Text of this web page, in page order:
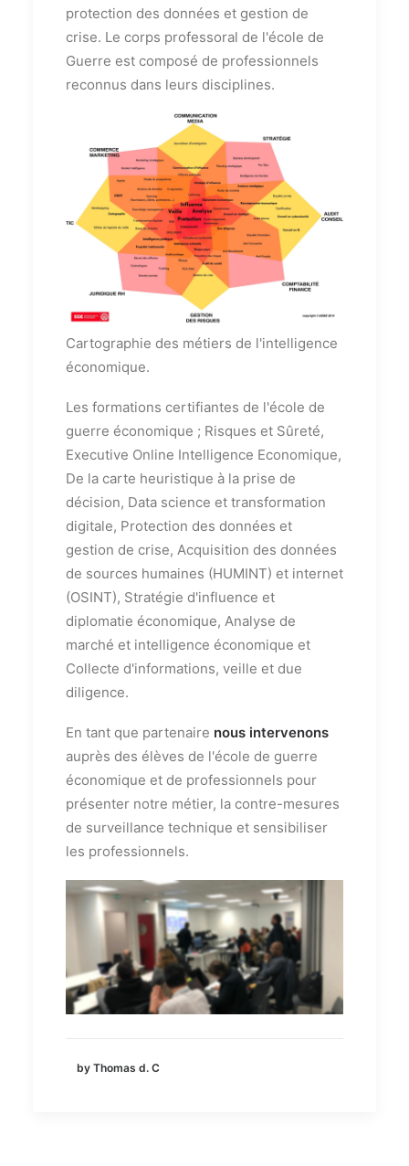
protection des données et gestion de
crise. Le corps professoral de l'école de
Guerre est composé de professionnels
reconnus dans leurs disciplines.
Cartographie des métiers de l'intelligence
économique.
Les formations certifiantes de l'école de
guerre économique ; Risques et Sûreté,
Executive Online Intelligence Economique,
De la carte heuristique à la prise de
décision, Data science et transformation
digitale, Protection des données et
gestion de crise, Acquisition des données
de sources humaines (HUMINT) et internet
(OSINT), Stratégie d'influence et
diplomatie économique, Analyse de
marché et intelligence économique et
Collecte d'informations, veille et due
diligence.
En tant que partenaire nous intervenons
auprès des élèves de l'école de guerre
économique et de professionnels pour
présenter notre métier, la contre-mesures
de surveillance technique et sensibiliser
les professionnels.
by Thomas d. C